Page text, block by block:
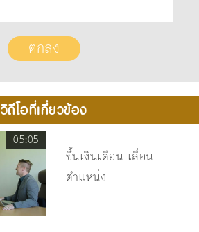
วิดีโอที่เกี่ยวข้อง
05:05
ขึ้นเงินเดือน เลื่อน
ตำแหน่ง